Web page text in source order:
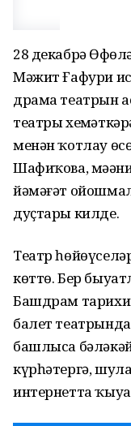
28 декабрҙә
Мәжит Ғафури
драма театрын
театры
менән ҡотлау
Шафиҡова,
йәмәғәт
дуҫтары килде.
Театр
көттө. Бер
Башдрам
балет
башлыса
күрһәтергә,
интернетта